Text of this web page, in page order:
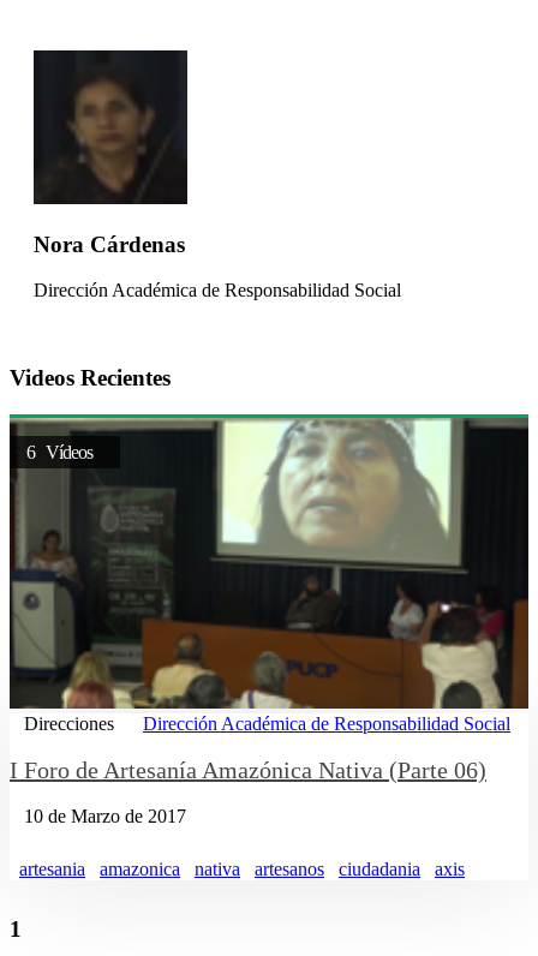
Nora Cárdenas
Dirección Académica de Responsabilidad Social
Videos Recientes
6 Vídeos
Direcciones Dirección Académica de Responsabilidad Social
I Foro de Artesanía Amazónica Nativa (Parte 06)
10 de Marzo de 2017
artesania amazonica nativa artesanos ciudadania axis
1